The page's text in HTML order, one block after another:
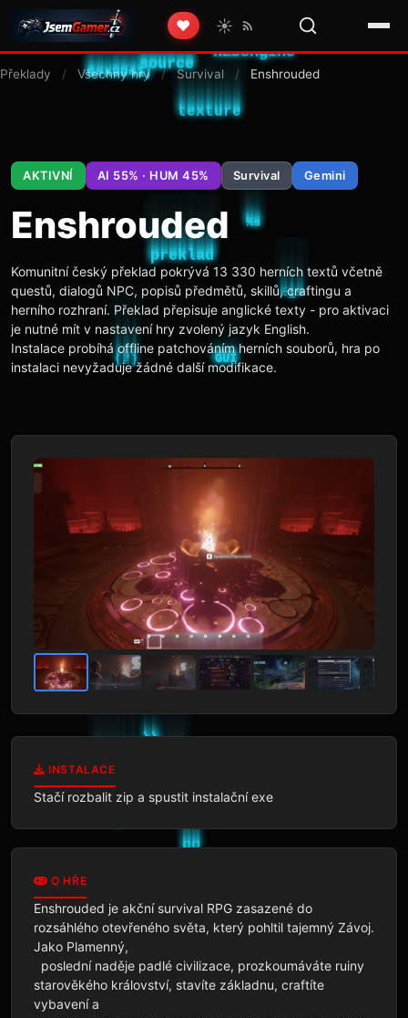
❤️ ☀️
Překlady / Všechny hry / Survival / Enshrouded
AKTIVNÍ AI 55% · HUM 45% Survival Gemini
Enshrouded
Komunitní český překlad pokrývá 13 330 herních textů včetně
questů, dialogů NPC, popisů předmětů, skillů, craftingu a
herního rozhraní. Překlad přepisuje anglické texty - pro aktivaci
je nutné mít v nastavení hry zvolený jazyk English.
Instalace probíhá offline patchováním herních souborů, hra po
instalaci nevyžaduje žádné další modifikace.
INSTALACE
Stačí rozbalit zip a spustit instalační exe
O HŘE
Enshrouded je akční survival RPG zasazené do
rozsáhlého otevřeného světa, který pohltil tajemný Závoj.
Jako Plamenný,
starověkého království, stavíte základnu, craftíte
vybavení a